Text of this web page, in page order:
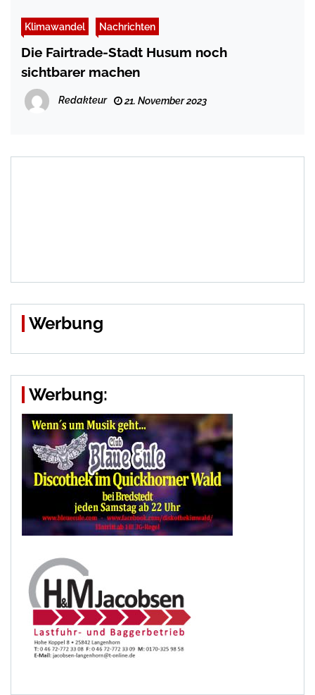
Klimawandel Nachrichten
Die Fairtrade-Stadt Husum noch
sichtbarer machen
Redakteur 21. November 2023
Werbung
Werbung: